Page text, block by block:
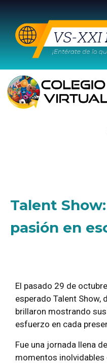
Talent
pasión en
El pasado 29 de
esperado Talent Show,
brillaron mostrando
esfuerzo en cada
Fue una jornada llena
momentos